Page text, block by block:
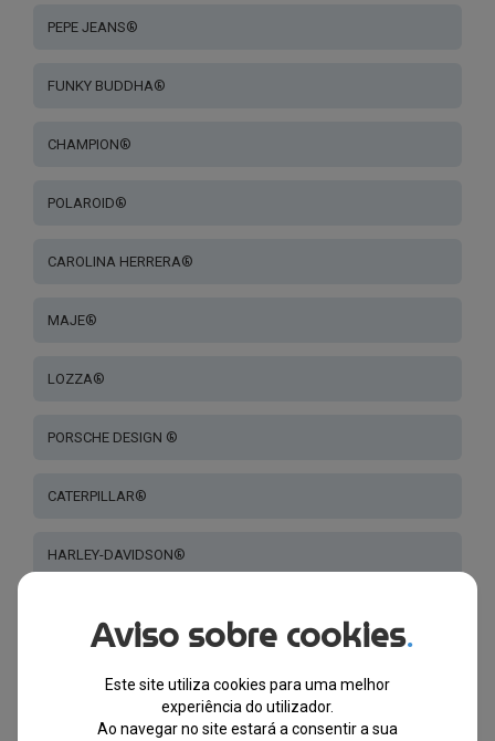
PEPE JEANS®
FUNKY BUDDHA®
CHAMPION®
POLAROID®
CAROLINA HERRERA®
MAJE®
LOZZA®
PORSCHE DESIGN ®
CATERPILLAR®
HARLEY-DAVIDSON®
Aviso sobre cookies.
Este site utiliza cookies para uma melhor
experiência do utilizador.
Ao navegar no site estará a consentir a sua